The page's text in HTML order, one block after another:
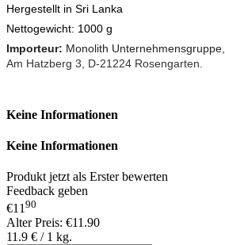
Hergestellt in Sri Lanka
Nettogewicht: 1000 g
Importeur: Monolith Unternehmensgruppe,
Am Hatzberg 3, D-21224 Rosengarten.
Keine Informationen
Keine Informationen
Produkt jetzt als Erster bewerten
Feedback geben
€1190
Alter Preis: €11.90
11.9 € / 1 kg.